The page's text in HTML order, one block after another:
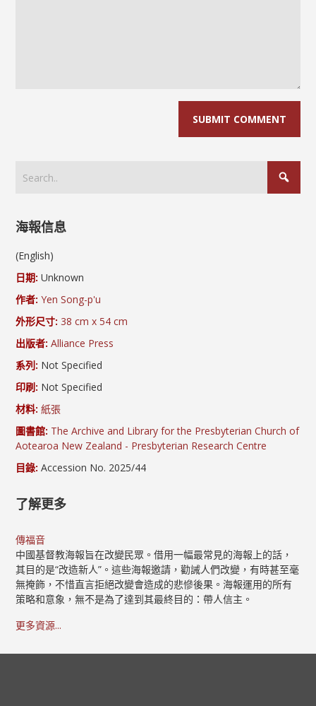
海報信息
(English)
日期: Unknown
作者: Yen Song-p'u
外形尺寸: 38 cm x 54 cm
出版者: Alliance Press
系列: Not Specified
印刷: Not Specified
材料: 紙張
圖書館: The Archive and Library for the Presbyterian Church of
Aotearoa New Zealand - Presbyterian Research Centre
目錄: Accession No. 2025/44
了解更多
傳福音
中國基督教海報旨在改變民眾。借用一幅最常見的海報上的話，
其目的是“改造新人”。這些海報邀請，勸誡人們改變，有時甚至毫
無掩飾，不惜直言拒絕改變會造成的悲慘後果。海報運用的所有
策略和意象，無不是為了達到其最終目的：帶人信主。
更多資源...